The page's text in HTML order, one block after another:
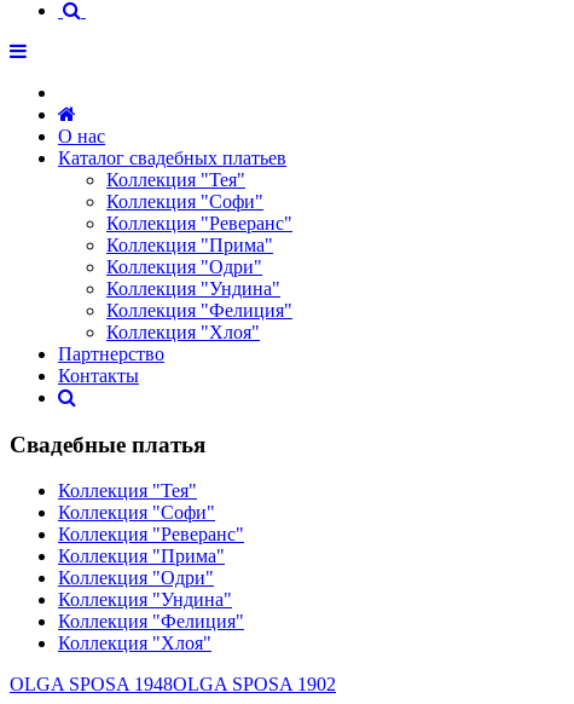
О нас
Каталог свадебных платьев
Коллекция "Тея"
Коллекция "Софи"
Коллекция "Реверанс"
Коллекция "Прима"
Коллекция "Одри"
Коллекция "Ундина"
Коллекция "Фелиция"
Коллекция "Хлоя"
Партнерство
Контакты
Свадебные платья
Коллекция "Тея"
Коллекция "Софи"
Коллекция "Реверанс"
Коллекция "Прима"
Коллекция "Одри"
Коллекция "Ундина"
Коллекция "Фелиция"
Коллекция "Хлоя"
OLGA SPOSA 1948OLGA SPOSA 1902